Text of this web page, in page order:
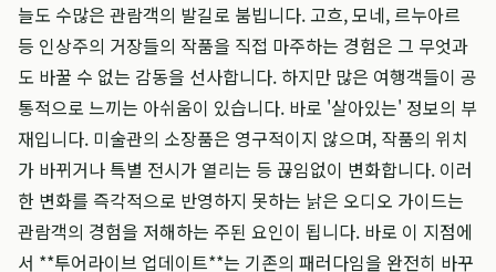
늘도 수많은 관람객의 발길로 붐빕니다. 고흐, 모네, 르누아르
등 인상주의 거장들의 작품을 직접 마주하는 경험은 그 무엇과
도 바꿀 수 없는 감동을 선사합니다. 하지만 많은 여행객들이 공
통적으로 느끼는 아쉬움이 있습니다. 바로 '살아있는' 정보의 부
재입니다. 미술관의 소장품은 영구적이지 않으며, 작품의 위치
가 바뀌거나 특별 전시가 열리는 등 끊임없이 변화합니다. 이러
한 변화를 즉각적으로 반영하지 못하는 낡은 오디오 가이드는
관람객의 경험을 저해하는 주된 요인이 됩니다. 바로 이 지점에
서 **투어라이브 업데이트**는 기존의 패러다임을 완전히 바꾸